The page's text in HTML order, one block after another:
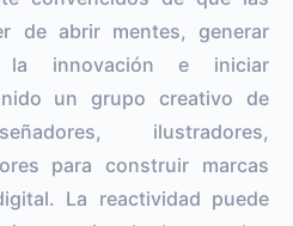
de abrir mentes, generar
la innovación e iniciar
un grupo creativo de
ilustradores,
para construir marcas
La reactividad puede